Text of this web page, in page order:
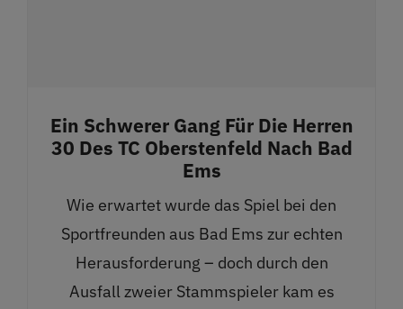
Ein Schwerer Gang Für Die Herren
30 Des TC Oberstenfeld Nach Bad
Ems
Wie erwartet wurde das Spiel bei den
Sportfreunden aus Bad Ems zur echten
Herausforderung – doch durch den
Ausfall zweier Stammspieler kam es